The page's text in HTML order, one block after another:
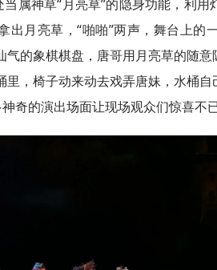
当属神草“月亮草”的隐身功能，利
出月亮草，“啪啪”两声，舞台上的
气的象棋棋盘，唐哥用月亮草的随
里，椅子动来动去戏弄唐妹，水桶
奇的演出场面让现场观众们惊喜不已